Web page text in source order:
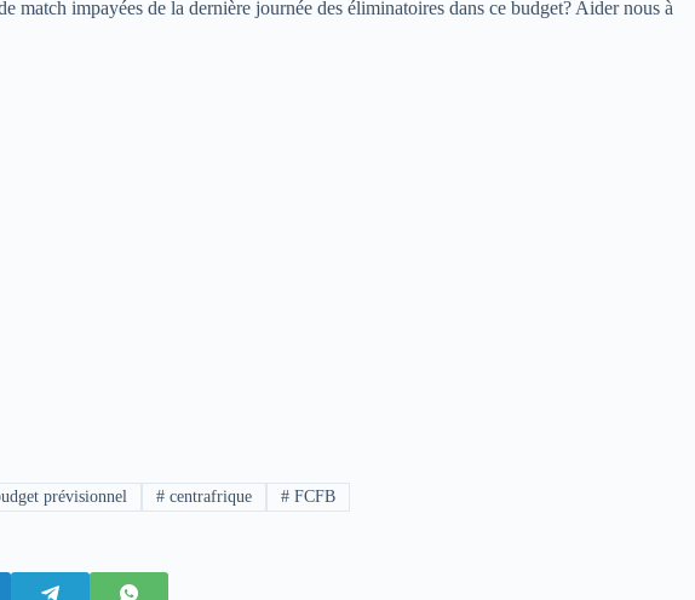
match impayées de la dernière journée des éliminatoires dans ce budget? Aider nous à
prévisionnel # centrafrique # FCFB